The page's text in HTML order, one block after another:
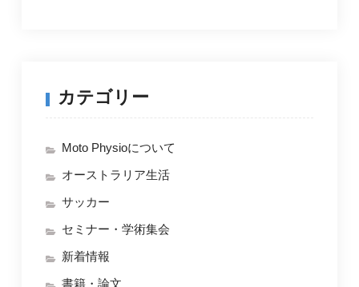
カテゴリー
Moto Physioについて
オーストラリア生活
サッカー
セミナー・学術集会
新着情報
書籍・論文